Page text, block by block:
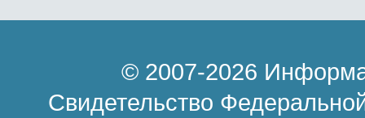
© 2007-2026
Свидетельство